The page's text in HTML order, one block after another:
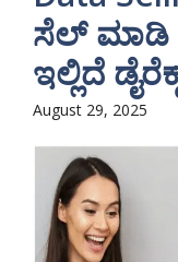
ಸೆಲ್ ಮಾಡಿ
ಇಲ್ಲಿದೆ
August 29, 2025